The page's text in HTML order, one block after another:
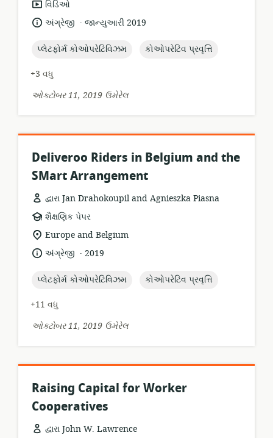
સંસાધન
બંધારણ:
વિડિઓ
ભાષા:અંગ્રેજી .
પ્રકાશન
જાન્યુઆરી 2019
topic:
પ્લેટફોર્મ કોઓપરેટિવિઝમ topic:
કોઓપરેટિવ પ્રવૃત્તિ
+3 વધુ
ઓક્ટોબર 11, 2019 ઉમેરેલ
Deliveroo Riders in Belgium and the
SMart Arrangement
દ્વારા Jan Drahokoupil and Agnieszka Piasna
સંસાધન
બંધારણ:
શૈક્ષણિક પેપર
સુસંગતતા
સ્થાન:
Europe and Belgium
ભાષા:અંગ્રેજી .
પ્રકાશન
2019
topic:
પ્લેટફોર્મ કોઓપરેટિવિઝમ topic:
કોઓપરેટિવ પ્રવૃત્તિ
+11 વધુ
ઓક્ટોબર 11, 2019 ઉમેરેલ
Raising Capital for Worker
Cooperatives
દ્વારા John W. Lawrence